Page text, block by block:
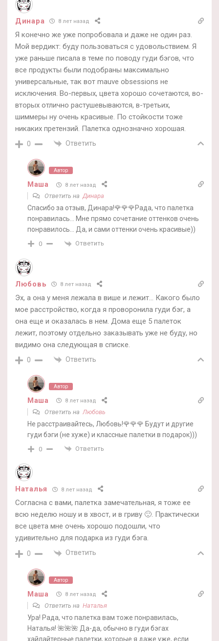
Динара 8 лет назад
Я конечно же уже попробовала и даже не один раз.
Мой вердикт: буду пользоваться с удовольствием. Я
уже раньше писала в теме по поводу гуди бэгов, что
все продукты были подобраны максимально
универсальные, так вот mauve obsessions не
исключения. Во-первых, цвета хорошо сочетаются, во-
вторых отлично растушевываются, в-третьих,
шиммеры ну очень красивые. По стойкости тоже
никаких претензий. Палетка однозначно хорошая.
0 Ответить
Автор
Маша 8 лет назад
Ответить наДинара
Спасибо за отзыв, Динара!🌹🌹🌹Рада, что палетка
понравилась… Мне прямо сочетание оттенков очень
понравилось… Да, и сами оттенки очень красивые))
0 Ответить
Любовь 8 лет назад
Эх, а она у меня лежала в више и лежит… Какого было
мое расстройство, когда я проворонила гуди бэг, а
она еще и оказалась в нем. Дома еще 5 палеток
лежит, поэтому отдельно заказывать уже не буду, но
видимо она следующая в списке.
0 Ответить
Автор
Маша 8 лет назад
Ответить на Любовь
Не расстраивайтесь, Любовь!🌹🌹🌹 Будут и другие
гуди бэги (не хуже) и классные палетки в подарок)))
0 Ответить
Наталья 8 лет назад
Согласна с вами, палетка замечательная, я тоже ее
всю неделю ношу и в хвост, и в гриву 🙂. Практически
все цвета мне очень хорошо подошли, что
удивительно для подарка из гуди бэга.
0 Ответить
Автор
Маша 8 лет назад
Ответить на Наталья
Ура! Рада, что палетка вам тоже понравилась,
Наталья! 🌺🌺🌺 Да-да, обычно в гуди бэгах
хайлайтерные палетки, которые я даже уже, если